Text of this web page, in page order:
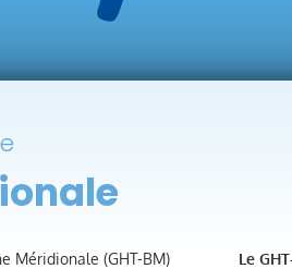
Méridionale (GHT-BM)
Le